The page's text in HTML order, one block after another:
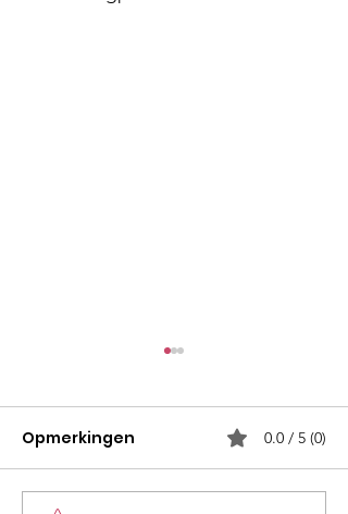
Opmerkingen 0.0 / 5 (0)